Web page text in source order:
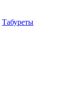
Табуреты